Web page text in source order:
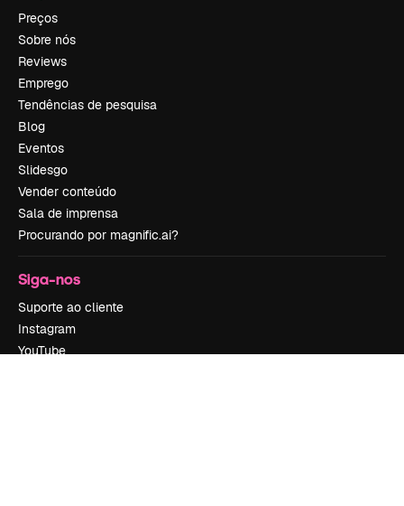
Preços
Sobre nós
Reviews
Emprego
Tendências de pesquisa
Blog
Eventos
Slidesgo
Vender conteúdo
Sala de imprensa
Procurando por magnific.ai?
Siga-nos
Suporte ao cliente
Instagram
YouTube